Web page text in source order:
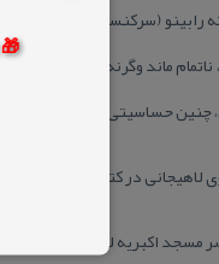
🎁
رابینو (سركنسول دولت
ماند وگرنه یكی از
چنین حساسیتی را در آن دوره
لاهیجانی در كتاب جغرافیای
مسجد اكبریه لاهیجان شامل دو